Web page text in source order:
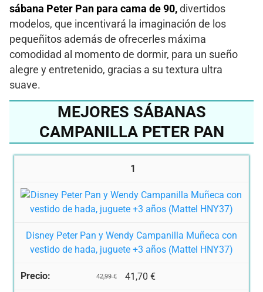
sábana Peter Pan para cama de 90, divertidos
modelos, que incentivará la imaginación de los
pequeñitos además de ofrecerles máxima
comodidad al momento de dormir, para un sueño
alegre y entretenido, gracias a su textura ultra
suave.
MEJORES SÁBANAS
CAMPANILLA PETER PAN
1
Disney Peter Pan y Wendy Campanilla Muñeca con
vestido de hada, juguete +3 años (Mattel HNY37)
42,99 € 41,70 €